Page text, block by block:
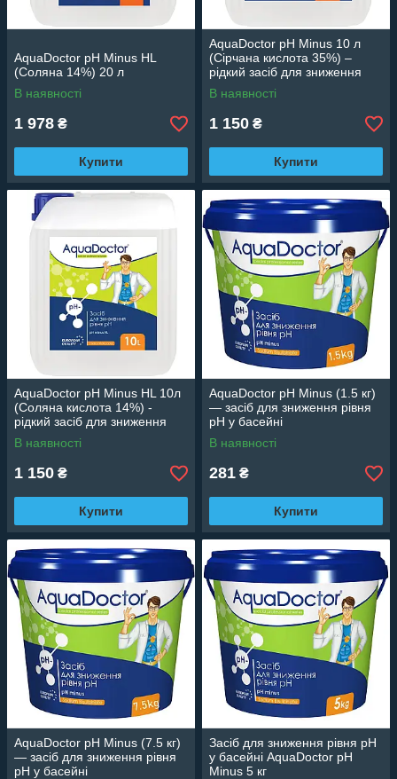
AquaDoctor pH Minus HL
(Соляна 14%) 20 л
В наявності
1 978 ₴
Купити
AquaDoctor pH Minus 10 л
(Сірчана кислота 35%) –
рідкий засіб для зниження
рівня pH
В наявності
1 150 ₴
Купити
AquaDoctor pH Minus HL 10л
(Соляна кислота 14%) -
рідкий засіб для зниження
рівня pH води
В наявності
1 150 ₴
Купити
AquaDoctor pH Minus (1.5 кг)
— засіб для зниження рівня
pH у басейні
В наявності
281 ₴
Купити
AquaDoctor pH Minus (7.5 кг)
— засіб для зниження рівня
pH у басейні
Засіб для зниження рівня pH
у басейні AquaDoctor pH
Minus 5 кг